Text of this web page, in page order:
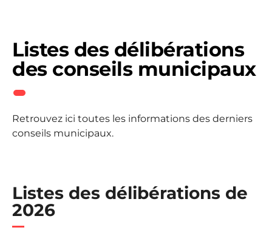
Listes des délibérations
des conseils municipaux
Retrouvez ici toutes les informations des derniers
conseils municipaux.
Listes des délibérations de
2026